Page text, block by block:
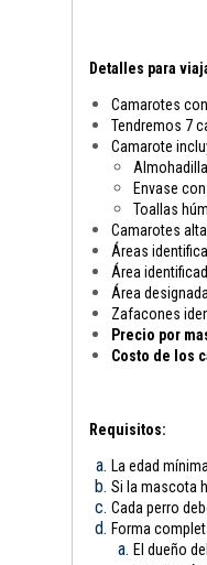
Detalles para
Camarotes
Tendremos 7
Camarote
Envase
Toallas
Camarotes
Áreas
Área
Área
Zafacones
Precio por
Costo de los
Requisitos:
La edad
Si la mascota
Cada perro
Forma
El dueño